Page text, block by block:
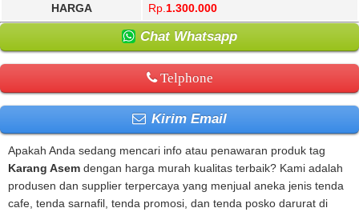
HARGA Rp. 1.300.000
Chat Whatsapp
Telphone
Kirim Email
Apakah Anda sedang mencari info atau penawaran produk tag
Karang Asem dengan harga murah kualitas terbaik? Kami adalah
produsen dan supplier terpercaya yang menjual aneka jenis tenda
cafe, tenda sarnafil, tenda promosi, dan tenda posko darurat di